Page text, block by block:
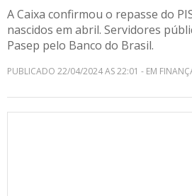
A Caixa confirmou o repasse do
nascidos em abril. Servidores
Pasep pelo Banco do Brasil.
PUBLICADO 22/04/2024 AS 22:01 - EM